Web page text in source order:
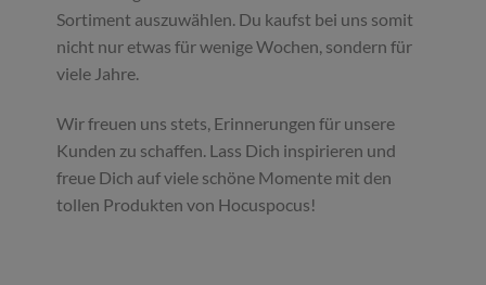
Sortiment auszuwählen. Du kaufst bei uns somit
nicht nur etwas für wenige Wochen, sondern für
viele Jahre.
Wir freuen uns stets, Erinnerungen für unsere
Kunden zu schaffen. Lass Dich inspirieren und
freue Dich auf viele schöne Momente mit den
tollen Produkten von Hocuspocus!